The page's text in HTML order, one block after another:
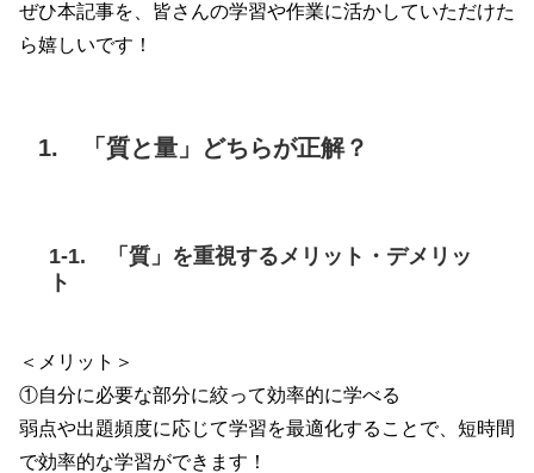
ぜひ本記事を、皆さんの学習や作業に活かしていただけた
ら嬉しいです！
1. 「質と量」どちらが正解？
1-1. 「質」を重視するメリット・デメリッ
ト
＜メリット＞
①自分に必要な部分に絞って効率的に学べる
弱点や出題頻度に応じて学習を最適化することで、短時間
で効率的な学習ができます！